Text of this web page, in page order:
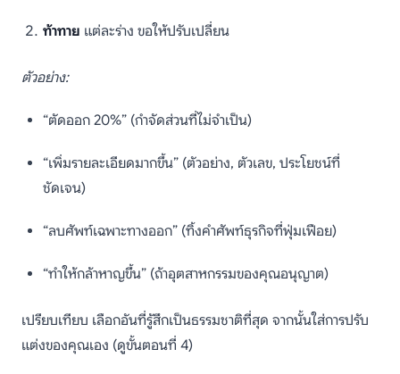
ท้าทาย แต่ละร่าง ขอให้ปรับเปลี่ยน
ตัวอย่าง:
“ตัดออก 20%” (กำจัดส่วนที่ไม่จำเป็น)
“เพิ่มรายละเอียดมากขึ้น” (ตัวอย่าง, ตัวเลข, ประโยชน์ที่
ชัดเจน)
“ลบศัพท์เฉพาะทางออก” (ทิ้งคำศัพท์ธุรกิจที่ฟุ่มเฟือย)
“ทำให้กล้าหาญขึ้น” (ถ้าอุตสาหกรรมของคุณอนุญาต)
เปรียบเทียบ เลือกอันที่รู้สึกเป็นธรรมชาติที่สุด จากนั้นใส่การปรับ
แต่งของคุณเอง (ดูขั้นตอนที่ 4)